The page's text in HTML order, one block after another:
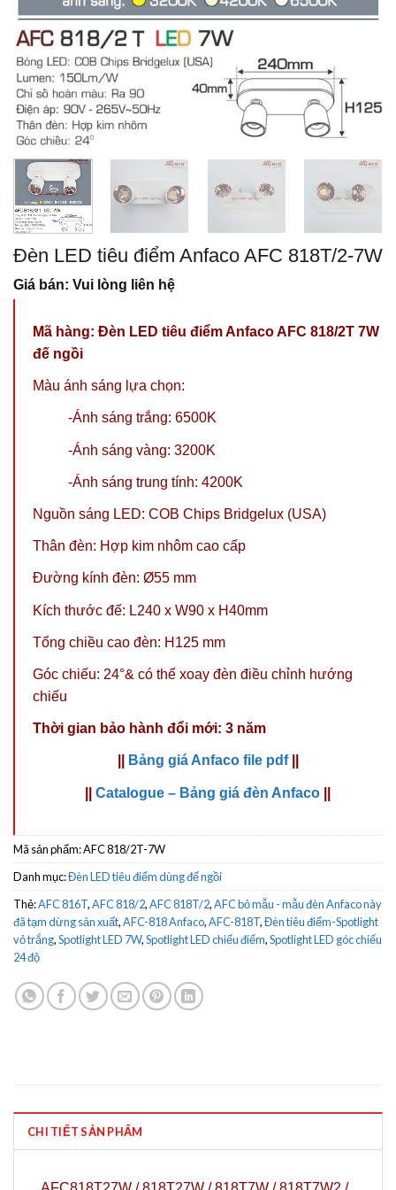
Đèn LED tiêu điểm Anfaco AFC 818T/2-7W
Giá bán: Vui lòng liên hệ
Mã hàng: Đèn LED tiêu điểm Anfaco AFC 818/2T 7W
đế ngồi
Màu ánh sáng lựa chọn:
-Ánh sáng trắng: 6500K
-Ánh sáng vàng: 3200K
-Ánh sáng trung tính: 4200K
Nguồn sáng LED: COB Chips Bridgelux (USA)
Thân đèn: Hợp kim nhôm cao cấp
Đường kính đèn: Ø55 mm
Kích thước đế: L240 x W90 x H40mm
Tổng chiều cao đèn: H125 mm
Góc chiếu: 24°& có thể xoay đèn điều chỉnh hướng
chiếu
Thời gian bảo hành đổi mới: 3 năm
Bảng giá Anfaco file pdf
Catalogue – Bảng giá đèn Anfaco
Mã sản phẩm:AFC 818/2T-7W
Danh mục:Đèn LED tiêu điểm dùng đế ngồi
Thẻ:AFC 816T,AFC 818/2,AFC 818T/2,AFC bỏ mẫu - mẫu đèn Anfaco này
đã tạm dừng sản xuất,AFC-818 Anfaco,AFC-818T,Đèn tiêu điểm-Spotlight
vỏ trắng,Spotlight LED 7W,Spotlight LED chiếu điểm,Spotlight LED góc chiếu
24 độ
CHI TIẾT SẢN PHẨM